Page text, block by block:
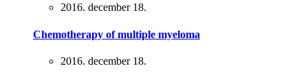
2016. december 18.
Chemotherapy of multiple myeloma
2016. december 18.